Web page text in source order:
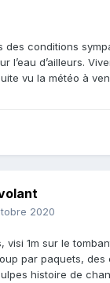
conditions
l’eau d’ailleurs.
vu la météo à
2020
visi 1m sur le
par paquets, des
histoire de